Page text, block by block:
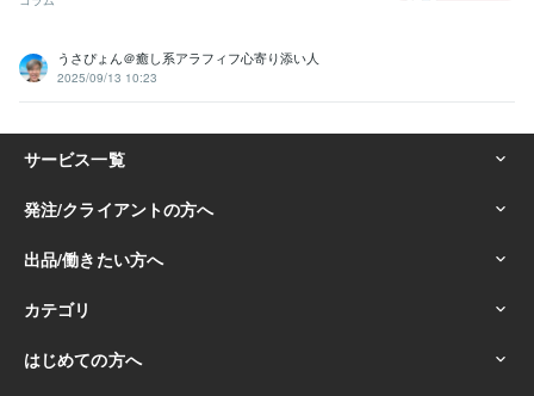
☆常に「ワクワク」を大切にし新しい事に挑戦し続ける:50年
☆人を笑顔にするのが得意で、場を盛り上げる:40年
☆人生の楽しみ方を知り、実践している:50年
☆副収入の獲得や経済的自由を目指す人を支援:20年
☆「人との縁」を大切にし、長く関係を築く力がある:30年
☆穏やかで優しい性格で、安心感を与える:50年
☆スピリチュアルやヒーリングを日常に取り入れている:20年
☆直感力やシンクロニシティを大切にし、行動に活かす:20年
うさぴょん＠癒し系アラフィフ心寄り添い人
2025/09/13 10:23